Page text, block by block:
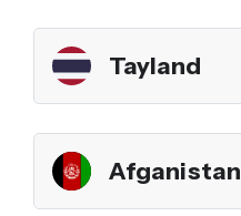
Tayland
Afganistan